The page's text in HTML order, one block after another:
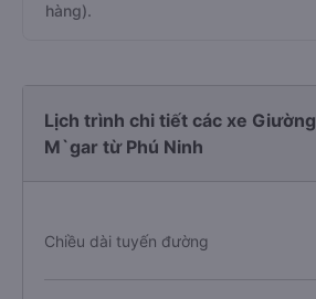
hàng).
Lịch trình chi tiết các xe
M`gar từ Phú Ninh
Chiều dài tuyến đường